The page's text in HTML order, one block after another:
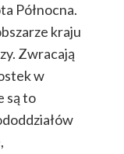
Północna.
kraju
Zwracają
w
są to